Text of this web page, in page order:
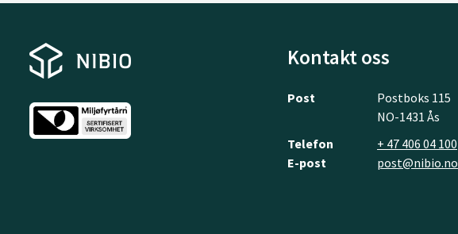
Kontakt oss
Post
Postboks 115
NO-1431 Ås
Telefon
+ 47 406 04 100
E-post
post@nibio.no